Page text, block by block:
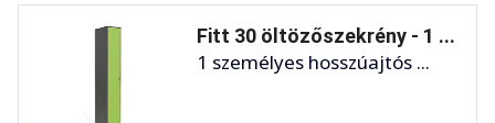
Fitt 30 öltözőszekrény - 1 ...
1 személyes hosszúajtós ...